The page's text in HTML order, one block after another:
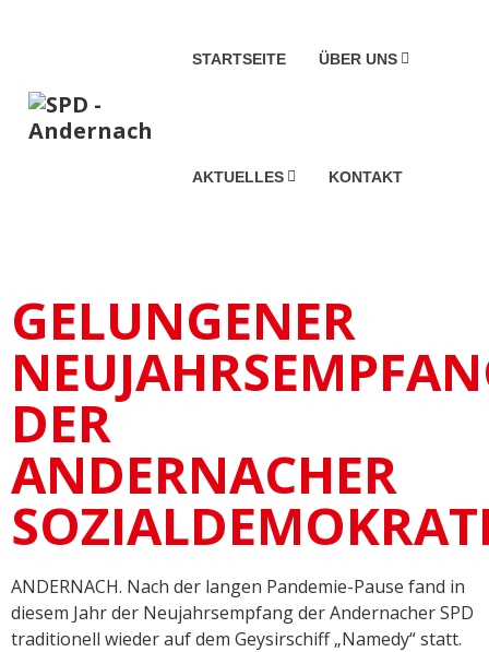
STARTSEITE ÜBER UNS
AKTUELLES KONTAKT
GELUNGENER
DER
ANDERNACHER
ANDERNACH. Nach der langen Pandemie-Pause fand in
diesem Jahr der Neujahrsempfang der Andernacher SPD
traditionell wieder auf dem Geysirschiff „Namedy“ statt.